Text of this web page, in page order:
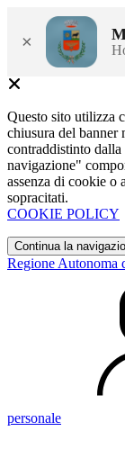
×
Questo sito utilizza
chiusura del banner
contraddistinto
navigazione"
assenza di cookie o
sopracitati.
COOKIE POLICY
Continua la
Regione Autonoma
personale